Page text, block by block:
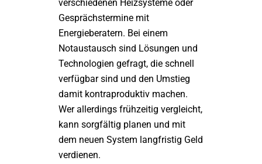
verschiedenen Heizsysteme oder
Gesprächstermine mit
Energieberatern. Bei einem
Notaustausch sind Lösungen und
Technologien gefragt, die schnell
verfügbar sind und den Umstieg
damit kontraproduktiv machen.
Wer allerdings frühzeitig vergleicht,
kann sorgfältig planen und mit
dem neuen System langfristig Geld
verdienen.